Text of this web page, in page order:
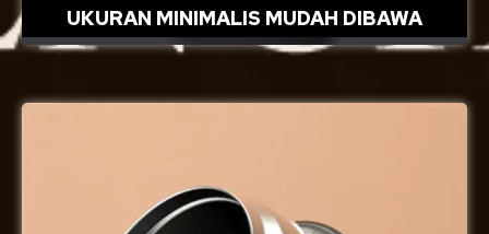
UKURAN MINIMALIS MUDAH DIBAWA